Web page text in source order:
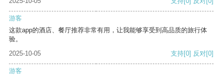
游客
这款app的酒店、餐厅推荐非常有用，让我能够享受到高品质的旅行体
验。
2025-10-05
支持[0] 反对[0]
游客